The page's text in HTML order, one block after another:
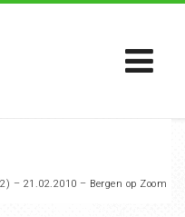
– 21.02.2010 – Bergen op Zoom